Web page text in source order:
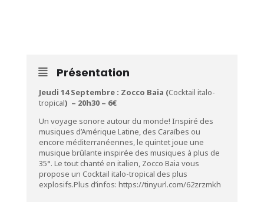
Présentation
Jeudi 14 Septembre : Zocco Baia (Cocktail italo-
tropical) – 20h30 – 6€
Un voyage sonore autour du monde! Inspiré des
musiques d’Amérique Latine, des Caraïbes ou
encore méditerranéennes, le quintet joue une
musique brûlante inspirée des musiques à plus de
35°. Le tout chanté en italien, Zocco Baia vous
propose un Cocktail italo-tropical des plus
explosifs.Plus d’infos: https://tinyurl.com/62zrzmkh